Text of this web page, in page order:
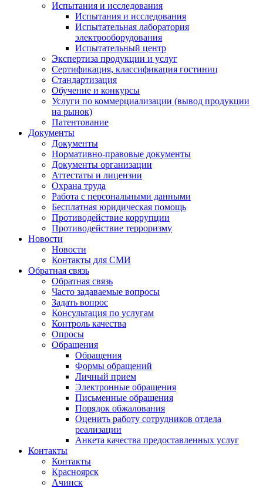
Испытания и исследования
Испытания и исследования
Испытательная лаборатория
электрооборудования
Испытательный центр
Экспертиза продукции и услуг
Сертификация, классификация гостиниц
Стандартизация
Обучение и конкурсы
Услуги по коммерциализации (вывод продукции
на рынок)
Патентование
Документы
Документы
Нормативно-правовые документы
Документы организации
Аттестаты и лицензии
Охрана труда
Работа с персональными данными
Бесплатная юридическая помощь
Противодействие коррупции
Противодействие терроризму
Новости
Новости
Контакты для СМИ
Обратная связь
Обратная связь
Часто задаваемые вопросы
Задать вопрос
Консультация по услугам
Контроль качества
Опросы
Обращения
Обращения
Формы обращений
Личный прием
Электронные обращения
Письменные обращения
Порядок обжалования
Оценить работу сотрудников отдела
реализации
Анкета качества предоставленных услуг
Контакты
Контакты
Красноярск
Ачинск